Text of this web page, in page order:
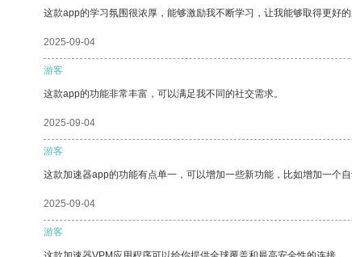
这款app的学习氛围很浓厚，能够激励我不断学习，让我能够取得更好的
2025-09-04
游客
这款app的功能非常丰富，可以满足我不同的社交需求。
2025-09-04
游客
这款加速器app的功能有点单一，可以增加一些新功能，比如增加一个自
2025-09-04
游客